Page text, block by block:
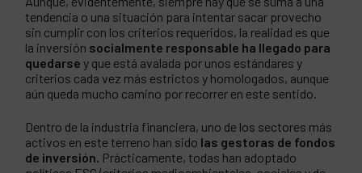
tendencia o una situación para intentar sacar provecho
sin cumplir con los criterios requeridos, la realidad es que
la inversión socialmente responsable ha llegado para
quedarse y que está avalada por unos estándares y
criterios cada vez más estrictos y homologados, aunque
aún queda mucho camino por recorrer en este sentido.
Dentro de la industria financiera, uno de los sectores más
activos en este terreno han sido las gestoras de fondos
de inversión. Prácticamente, todas han adoptado